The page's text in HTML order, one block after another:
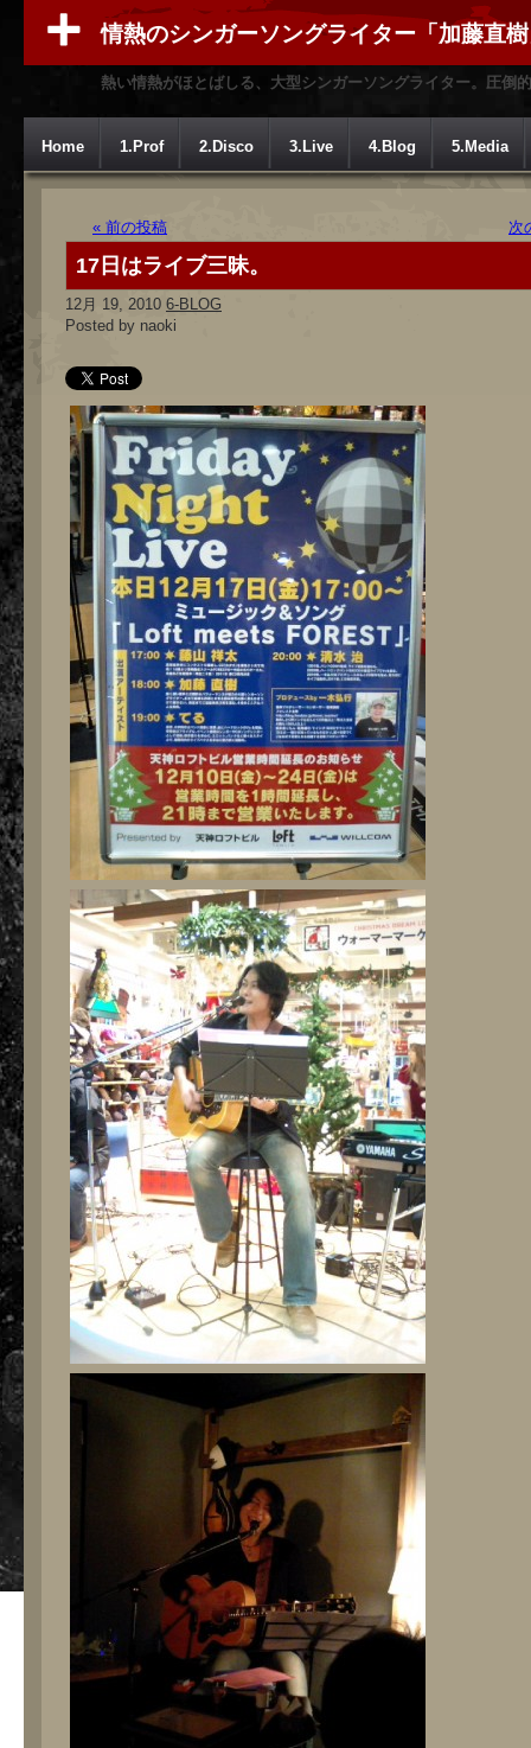
情熱のシンガーソングライター「加藤直
熱い情熱がほとばしる、大型シンガーソングライター。圧倒
Home 1.Prof 2.Disco 3.Live 4.Blog 5.Media
« 前の投稿 次
17日はライブ三昧。
12月 19, 2010 6-BLOG
Posted by naoki